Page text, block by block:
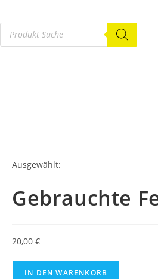
Ausgewählt:
Gebrauchte
20,00 €
IN DEN WARENKORB